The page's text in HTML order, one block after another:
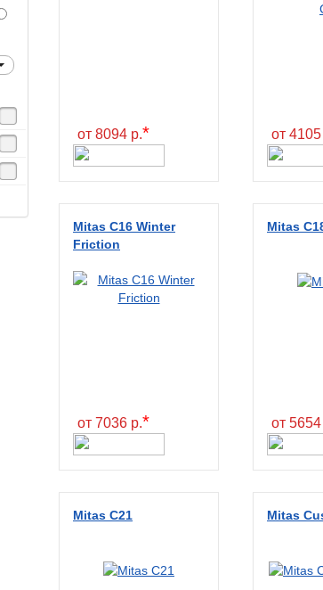
от 8094 р.* от 4105
Mitas C16 Winter
Friction
от 7036 р.*
Mitas
от 5654
Mitas C21 Mitas